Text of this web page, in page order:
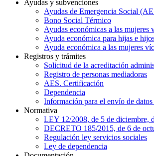
Ayudas y subvenciones
Ayudas de Emergencia Social
Bono Social Térmico
Ayudas económicas a las
Ayuda económica para hijas e
Ayuda económica a las mujeres
Registros y trámites
Solicitud de la acreditación
Registro de personas mediadoras
AES. Certificación
Dependencia
Información para el envío de datos
Normativa
LEY 12/2008, de 5 de diciembre,
DECRETO 185/2015, de 6 de
Regulación ley servicios sociales
Ley de dependencia